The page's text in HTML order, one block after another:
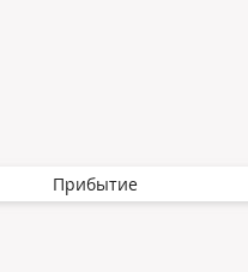
Прибытие